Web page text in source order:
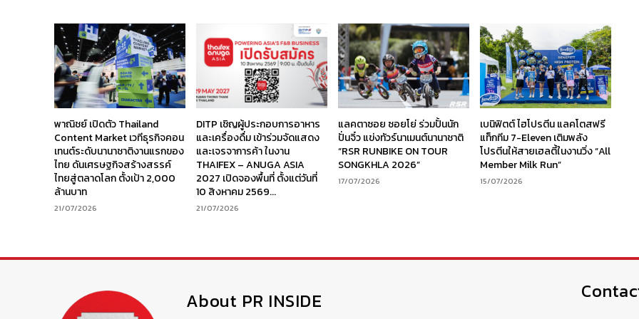
พาณิชย์ เปิดตัว Thailand
Content Market เวทีธุรกิจคอน
เทนต์ระดับนานาชาติงานแรกของ
ไทย ดันเศรษฐกิจสร้างสรรค์
ไทยสู่ตลาดโลก ตั้งเป้า 2,000
ล้านบาท
21/07/2026
DITP เชิญผู้ประกอบการอาหาร
และเครื่องดื่ม เข้าร่วมจัดแสดง
และเจรจาการค้า ในงาน
THAIFEX – ANUGA ASIA
2027 เปิดจองพื้นที่ ตั้งแต่วันที่
10 สิงหาคม 2569...
21/07/2026
แลคตาซอย ซอยโย่ ร่วมปั้นนัก
ปั่นจิ๋ว แข่งทัวร์นาเมนต์นานาชาติ
“RSR RUNBIKE ON TOUR
SONGKHLA 2026”
17/07/2026
เบนิฟิตต์ ไฮโปรตีน แลคโตสฟรี
แท็กทีม 7-Eleven เติมพลัง
โปรตีนให้สายเฮลตี้ในงานวิ่ง “All
Member Milk Run”
15/07/2026
About PR INSIDE